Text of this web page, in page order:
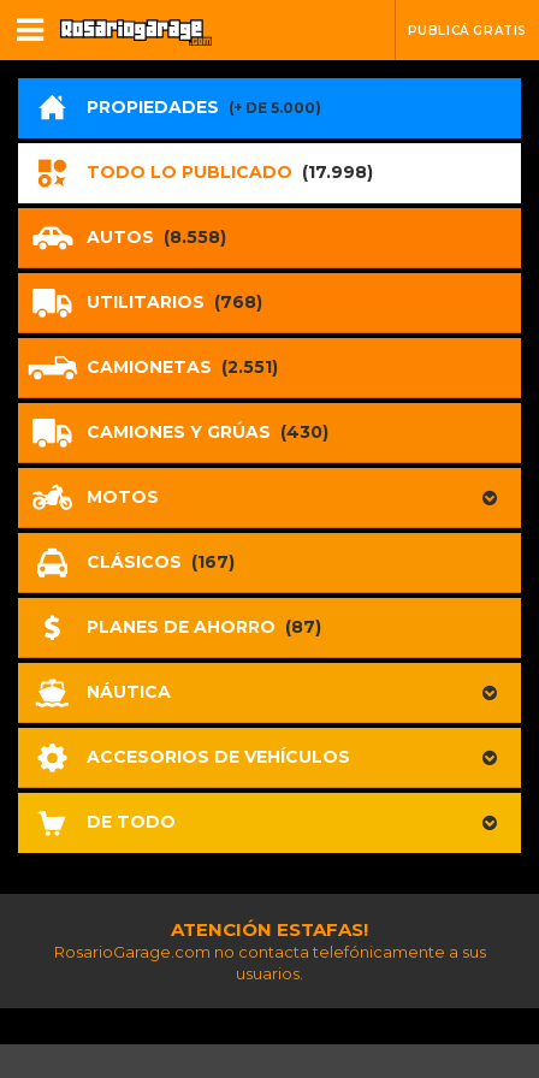
PUBLICÁ GRATIS
PROPIEDADES (+ DE 5.000)
TODO LO PUBLICADO (17.998)
AUTOS (8.558)
UTILITARIOS (768)
CAMIONETAS (2.551)
CAMIONES Y GRÚAS (430)
MOTOS
CLÁSICOS (167)
PLANES DE AHORRO (87)
NÁUTICA
ACCESORIOS DE VEHÍCULOS
DE TODO
ATENCIÓN ESTAFAS!
RosarioGarage.com no contacta telefónicamente a sus
usuarios.